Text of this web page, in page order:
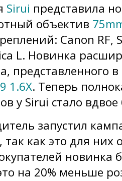
Sirui представила
объектив
Canon RF,
L. Новинка
представленного
1.6X. Теперь
у Sirui стало
запустил
так как это для
новинка
на 20% меньше